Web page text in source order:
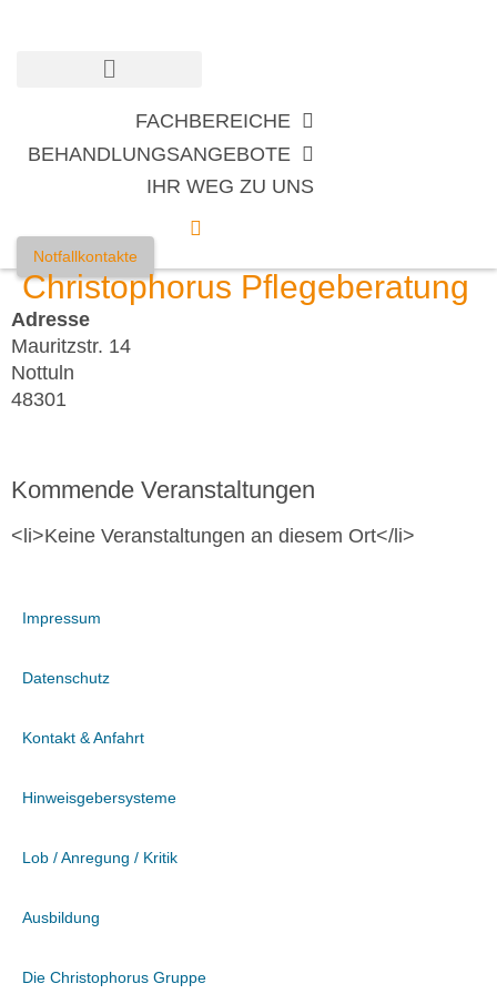
FACHBEREICHE
BEHANDLUNGSANGEBOTE
IHR WEG ZU UNS
Notfallkontakte
Christophorus Pflegeberatung
Adresse
Mauritzstr. 14
Nottuln
48301
Kommende Veranstaltungen
<li>Keine Veranstaltungen an diesem Ort</li>
Impressum
Datenschutz
Kontakt & Anfahrt
Hinweisgebersysteme
Lob / Anregung / Kritik
Ausbildung
Die Christophorus Gruppe